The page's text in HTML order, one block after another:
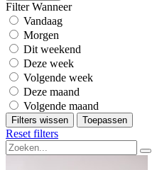
Filter Wanneer
Vandaag
Morgen
Dit weekend
Deze week
Volgende week
Deze maand
Volgende maand
Filters wissen Toepassen
Reset filters